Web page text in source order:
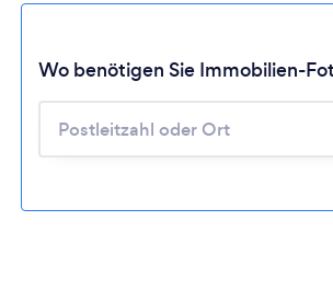
Lädt ...
Bitte warten ...
Wo benötigen Sie Immobilien-